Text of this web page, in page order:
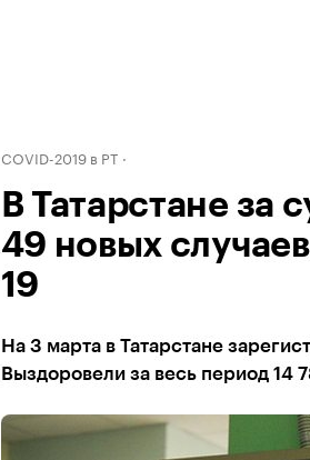
COVID-2019 в РТ
В Татарстане за
49 новых
19
На 3 марта в Татарстане
Выздоровели за весь период 14